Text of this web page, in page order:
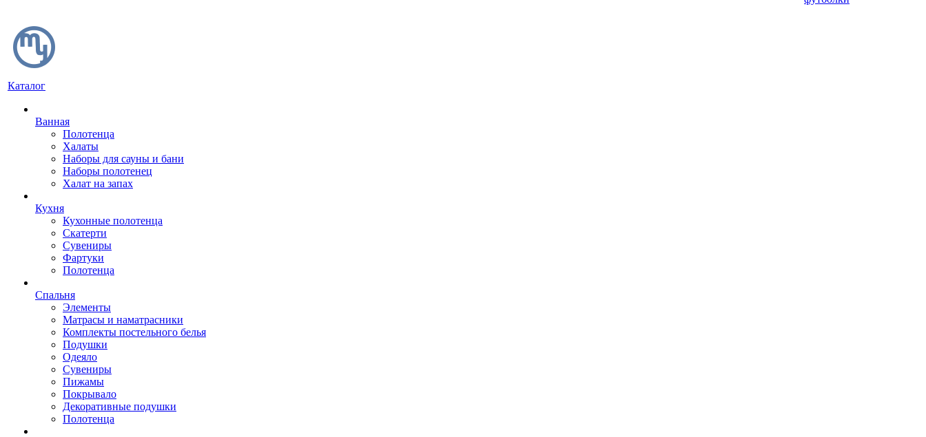
Каталог
Ванная
Полотенца
Халаты
Наборы для сауны и бани
Наборы полотенец
Халат на запах
Кухня
Кухонные полотенца
Скатерти
Сувениры
Фартуки
Полотенца
Спальня
Элементы
Матрасы и наматрасники
Комплекты постельного белья
Подушки
Одеяло
Сувениры
Пижамы
Покрывало
Декоративные подушки
Полотенца